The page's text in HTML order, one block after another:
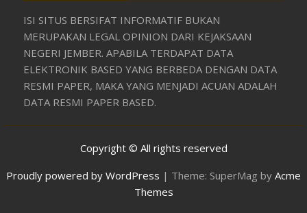
ISI SITUS BERSIFAT INFORMATIF BUKAN
MERUPAKAN LEGAL OPINION DARI KEJAKSAAN
NEGERI JEMBER. APABILA TERDAPAT DATA
ELEKTRONIK BASED YANG BERBEDA DENGAN DATA
RESMI PAPER, MAKA YANG MENJADI ACUAN ADALAH
DATA RESMI PAPER BASED.
Copyright © All rights reserved
Proudly powered by WordPress | Theme: SuperMag by Acme
Themes